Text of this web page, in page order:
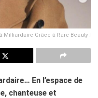
Milliardaire Grâce à Rare Beauty !
En l’espace de
chanteuse et